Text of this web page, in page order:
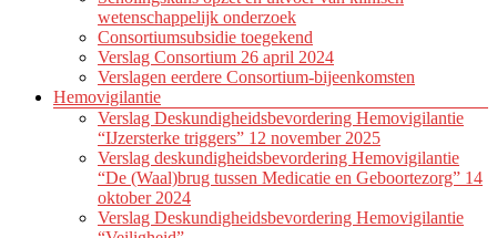
wetenschappelijk onderzoek
Consortiumsubsidie toegekend
Verslag Consortium 26 april 2024
Verslagen eerdere Consortium-bijeenkomsten
Hemovigilantie
Verslag Deskundigheidsbevordering Hemovigilantie
“IJzersterke triggers” 12 november 2025
Verslag deskundigheidsbevordering Hemovigilantie
“De (Waal)brug tussen Medicatie en Geboortezorg” 14
oktober 2024
Verslag Deskundigheidsbevordering Hemovigilantie